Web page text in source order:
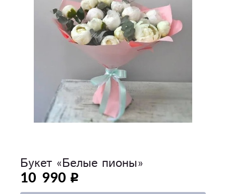
Букет «Белые пионы»
10 990